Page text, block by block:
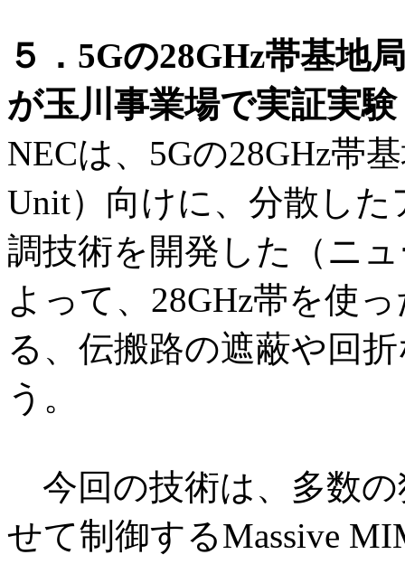
５．5Gの28GHz帯基地
が玉川事業場で実証実
NECは、5Gの28GHz帯
Unit）向けに、分散し
調技術を開発した（ニ
よって、28GHz帯を使
る、伝搬路の遮蔽や回
う。
今回の技術は、多数
せて制御するMassive